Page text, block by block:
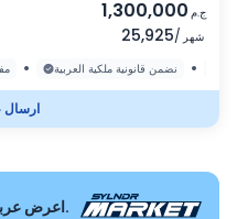
1,300,000 ج.م
25,925/ شهر
• نضمن قانونية ملكية العربية •
اعرض عربيتك على سيلندر و اختار احسن سعر.